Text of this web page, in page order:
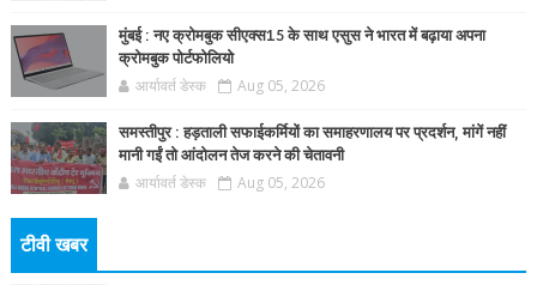
मुंबई : नए क्रोमबुक सीएक्स15 के साथ एसुस ने भारत में बढ़ाया अपना
क्रोमबुक पोर्टफोलियो
आर्यावर्त डेस्क Aug 05, 2026
समस्तीपुर : हड़ताली सफाईकर्मियों का समाहरणालय पर प्रदर्शन, मांगें नहीं
मानी गईं तो आंदोलन तेज करने की चेतावनी
आर्यावर्त डेस्क Aug 05, 2026
टीवी खबर